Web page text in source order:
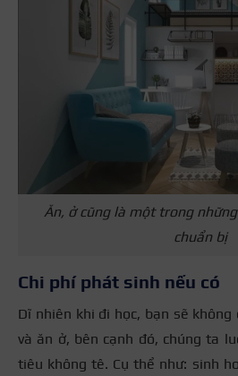
Ăn, ở cũng là một trong
chuẩn bị
Chi phí phát sinh nếu có
Dĩ nhiên khi đi học, bạn sẽ
và ăn ở, bên cạnh đó, chúng ta
tiêu không tê. Cụ thể như: sinh